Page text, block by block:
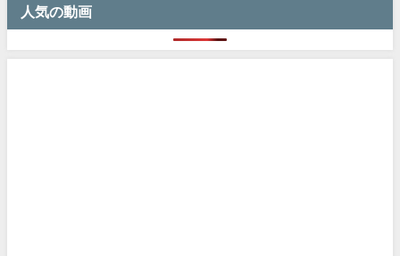
人気の動画